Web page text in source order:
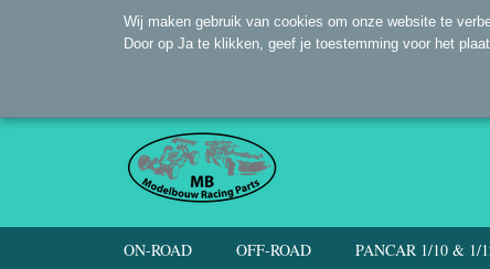
ON-ROAD OFF-ROAD PANCAR 1/10 & 1/
Wij maken gebruik van cookies om onze website te
Door op Ja te klikken, geef je toestemming voor het